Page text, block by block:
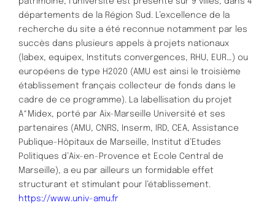
départements de la Région Sud. L’excellence de la
recherche du site a été reconnue notamment par les
succès dans plusieurs appels à projets nationaux
(labex, equipex, Instituts convergences, RHU, EUR…) ou
européens de type H2020 (AMU est ainsi le troisième
établissement français collecteur de fonds dans le
cadre de ce programme). La labellisation du projet
A*Midex, porté par Aix-Marseille Université et ses
partenaires (AMU, CNRS, Inserm, IRD, CEA, Assistance
Publique-Hôpitaux de Marseille, Institut d’Etudes
Politiques d’Aix-en-Provence et Ecole Central de
Marseille), a eu par ailleurs un formidable effet
structurant et stimulant pour l’établissement.
https://www.univ-amu.fr